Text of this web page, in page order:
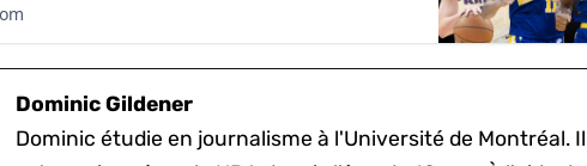
Dominic Gildener
Dominic étudie en journalisme à l'Université de Montréal. Il